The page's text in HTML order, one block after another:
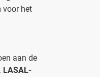
voor het
aan de
LASAL-